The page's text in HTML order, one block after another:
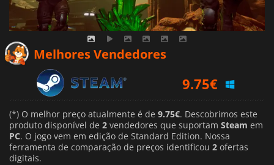
Melhores Vendedores
9.75€
(*) O melhor preço atualmente é de 9.75€. Descobrimos este
produto disponível de 2 vendedores que suportam Steam em
PC. O jogo vem em edição de Standard Edition. Nossa
ferramenta de comparação de preços identificou 2 ofertas
digitais.